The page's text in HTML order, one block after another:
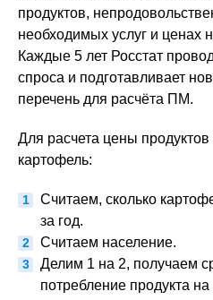
продуктов,
необходимых услуг и ценах
Каждые 5 лет Росстат
спроса и подготавливает
перечень для расчёта ПМ.
Для расчета цены
картофель:
Считаем, сколько
за год.
Считаем население.
Делим 1 на 2, получаем
потребление продукта